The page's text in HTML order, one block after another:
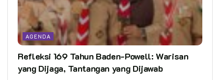
AGENDA
Refleksi 169 Tahun Baden-Powell: Warisan
yang Dijaga, Tantangan yang Dijawab